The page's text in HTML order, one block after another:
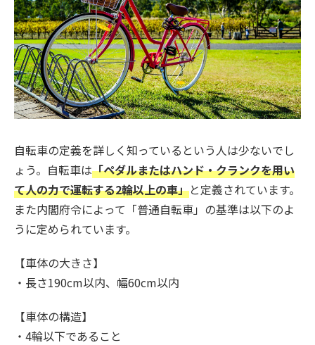
自転車の定義を詳しく知っているという人は少ないでし
ょう。自転車は「ペダルまたはハンド・クランクを用い
て人の力で運転する2輪以上の車」と定義されています。
また内閣府令によって「普通自転車」の基準は以下のよ
うに定められています。
【車体の大きさ】
・長さ190cm以内、幅60cm以内
【車体の構造】
・4輪以下であること